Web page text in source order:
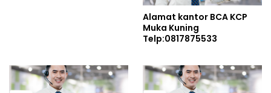
Alamat kantor BCA KCP
Muka Kuning
Telp:0817875533